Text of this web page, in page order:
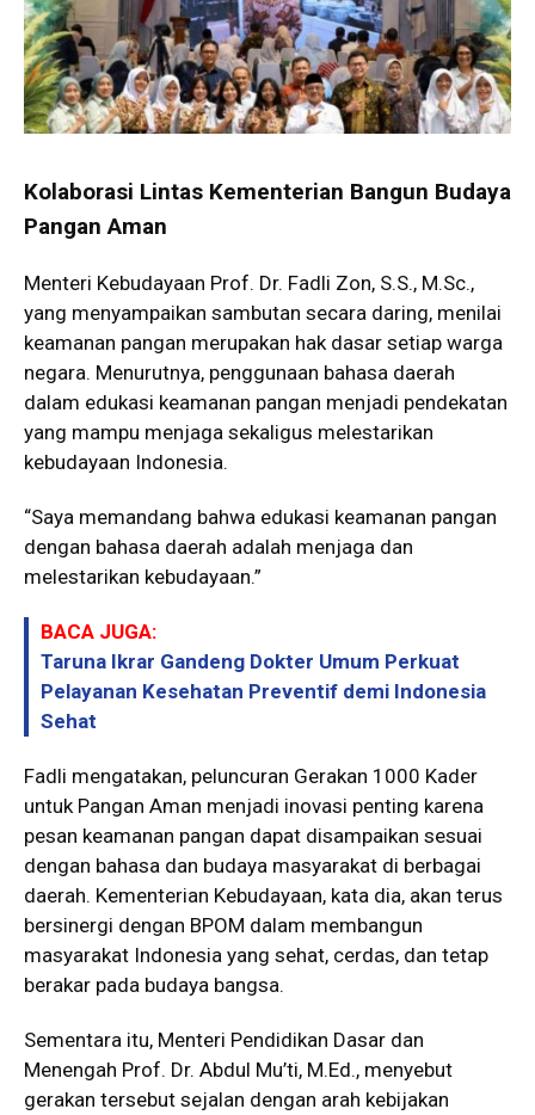
Kolaborasi Lintas Kementerian Bangun Budaya
Pangan Aman
Menteri Kebudayaan Prof. Dr. Fadli Zon, S.S., M.Sc.,
yang menyampaikan sambutan secara daring, menilai
keamanan pangan merupakan hak dasar setiap warga
negara. Menurutnya, penggunaan bahasa daerah
dalam edukasi keamanan pangan menjadi pendekatan
yang mampu menjaga sekaligus melestarikan
kebudayaan Indonesia.
“Saya memandang bahwa edukasi keamanan pangan
dengan bahasa daerah adalah menjaga dan
melestarikan kebudayaan.”
BACA JUGA:
Taruna Ikrar Gandeng Dokter Umum Perkuat
Pelayanan Kesehatan Preventif demi Indonesia
Sehat
Fadli mengatakan, peluncuran Gerakan 1000 Kader
untuk Pangan Aman menjadi inovasi penting karena
pesan keamanan pangan dapat disampaikan sesuai
dengan bahasa dan budaya masyarakat di berbagai
daerah. Kementerian Kebudayaan, kata dia, akan terus
bersinergi dengan BPOM dalam membangun
masyarakat Indonesia yang sehat, cerdas, dan tetap
berakar pada budaya bangsa.
Sementara itu, Menteri Pendidikan Dasar dan
Menengah Prof. Dr. Abdul Mu’ti, M.Ed., menyebut
gerakan tersebut sejalan dengan arah kebijakan